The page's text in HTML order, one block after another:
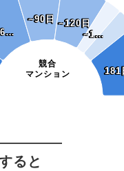
競合
マンション
~90日
~90日 ~120日
~120日
~1…
~1…
181
181
ると